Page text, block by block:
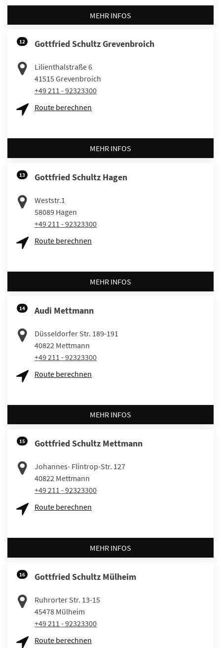
MEHR INFOS
12 Gottfried Schultz Grevenbroich
Lilienthalstraße 6
41515 Grevenbroich
+49 211 - 92323300
Route berechnen
MEHR INFOS
13 Gottfried Schultz Hagen
Weststr.1
58089 Hagen
+49 211 - 92323300
Route berechnen
MEHR INFOS
14 Audi Mettmann
Düsseldorfer Str. 189-191
40822 Mettmann
+49 211 - 92323300
Route berechnen
MEHR INFOS
15 Gottfried Schultz Mettmann
Johannes- Flintrop-Str. 127
40822 Mettmann
+49 211 - 92323300
Route berechnen
MEHR INFOS
16 Gottfried Schultz Mülheim
Ruhrorter Str. 13-15
45478 Mülheim
+49 211 - 92323300
Route berechnen